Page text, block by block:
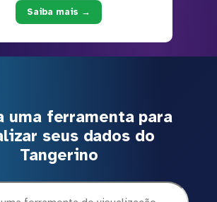
Saiba mais →
uma ferramenta para
seus dados do
Tangerino